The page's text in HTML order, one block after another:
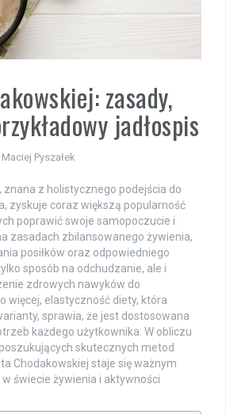
zasady,
jadłospis
Maciej Pyszałek
znana z holistycznego podejścia do
zyskuje coraz większą popularność
poprawić swoje samopoczucie i
zasadach zbilansowanego żywienia,
posiłków oraz odpowiedniego
sposób na odchudzanie, ale i
zdrowych nawyków do
więcej, elastyczność diety, która
sprawia, że jest dostosowana
każdego użytkownika. W obliczu
skutecznych metod
Chodakowskiej staje się ważnym
świecie żywienia i aktywności